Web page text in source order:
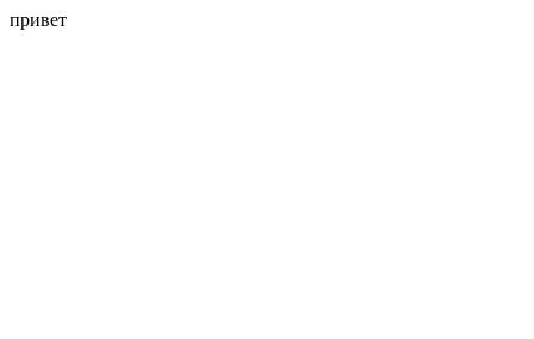
привет